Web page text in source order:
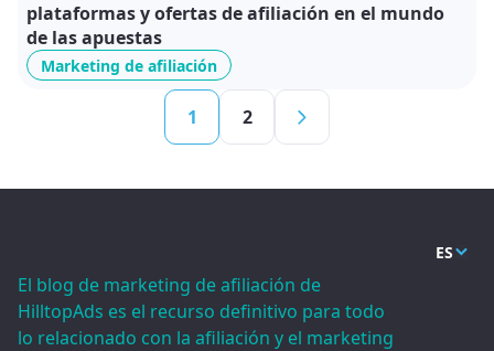
Marketing de afiliación
plataformas y ofertas de afiliación en el mundo
de las apuestas
1 2
ES
El blog de marketing de afiliación de
HilltopAds es el recurso definitivo para todo
lo relacionado con la afiliación y el marketing